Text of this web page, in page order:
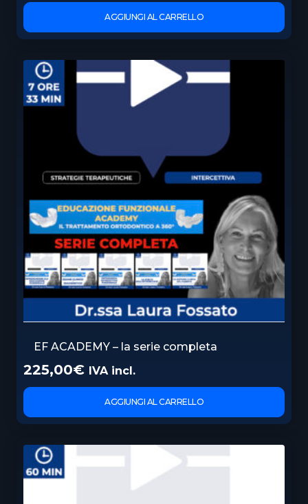
AGGIUNGI AL CARRELLO
EF ACADEMY – la serie completa
225,00€ IVA incl.
AGGIUNGI AL CARRELLO